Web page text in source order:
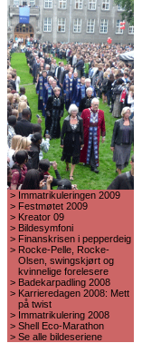
> Immatrikuleringen 2009
> Festmøtet 2009
> Kreator 09
> Bildesymfoni
> Finanskrisen i pepperdeig
> Rocke-Pelle, Rocke-
Olsen, swingskjørt og
kvinnelige forelesere
> Badekarpadling 2008
> Karrieredagen 2008: Mett
på twist
> Immatrikulering 2008
> Shell Eco-Marathon
> Se alle bildeseriene